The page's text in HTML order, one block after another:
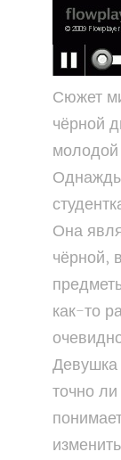
Сюжет
чёрной
Она
чёрной,
как-то
Девушка
точно